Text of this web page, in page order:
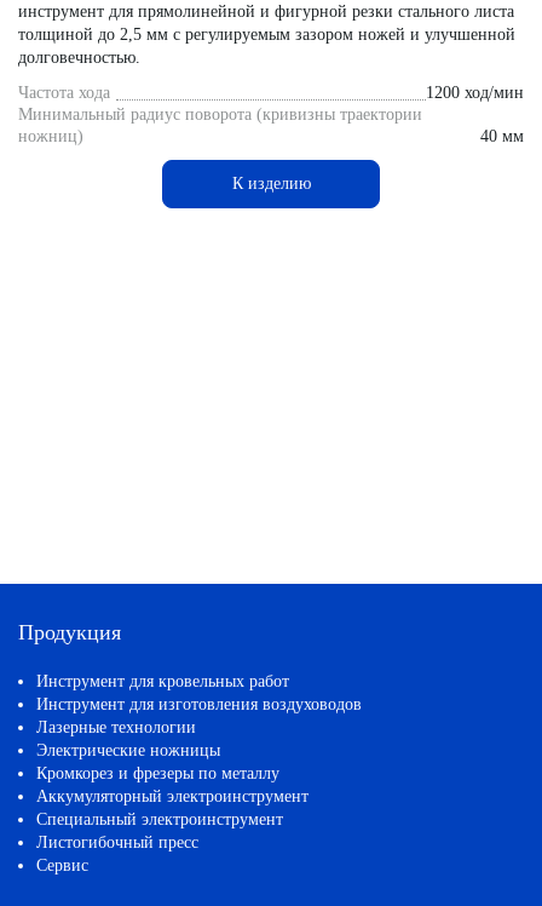
инструмент для прямолинейной и фигурной резки стального листа
толщиной до 2,5 мм с регулируемым зазором ножей и улучшенной
долговечностью.
Частота хода
1200 ход/мин
Минимальный радиус поворота (кривизны траектории
ножниц)
40 мм
К изделию
Продукция
Инструмент для кровельных работ
Инструмент для изготовления воздуховодов
Лазерные технологии
Электрические ножницы
Кромкорез и фрезеры по металлу
Аккумуляторный электроинструмент
Специальный электроинструмент
Листогибочный пресс
Сервис